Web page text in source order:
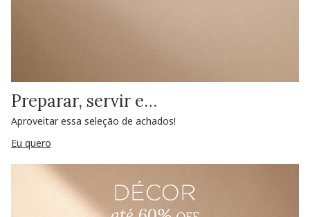
Preparar, servir e…
Aproveitar essa seleção de achados!
Eu quero